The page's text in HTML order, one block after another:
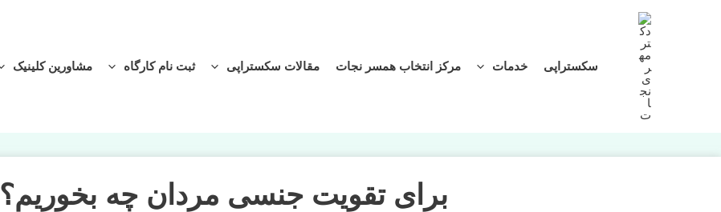
سکستراپی خدمات مرکز انتخاب همسر نجات مقالات سکستراپی ثبت نام کارگاه مشاورین کلینیک
برای تقویت جنسی مردان چه بخوریم؟